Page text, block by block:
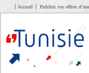
Accueil Publiez vos offres